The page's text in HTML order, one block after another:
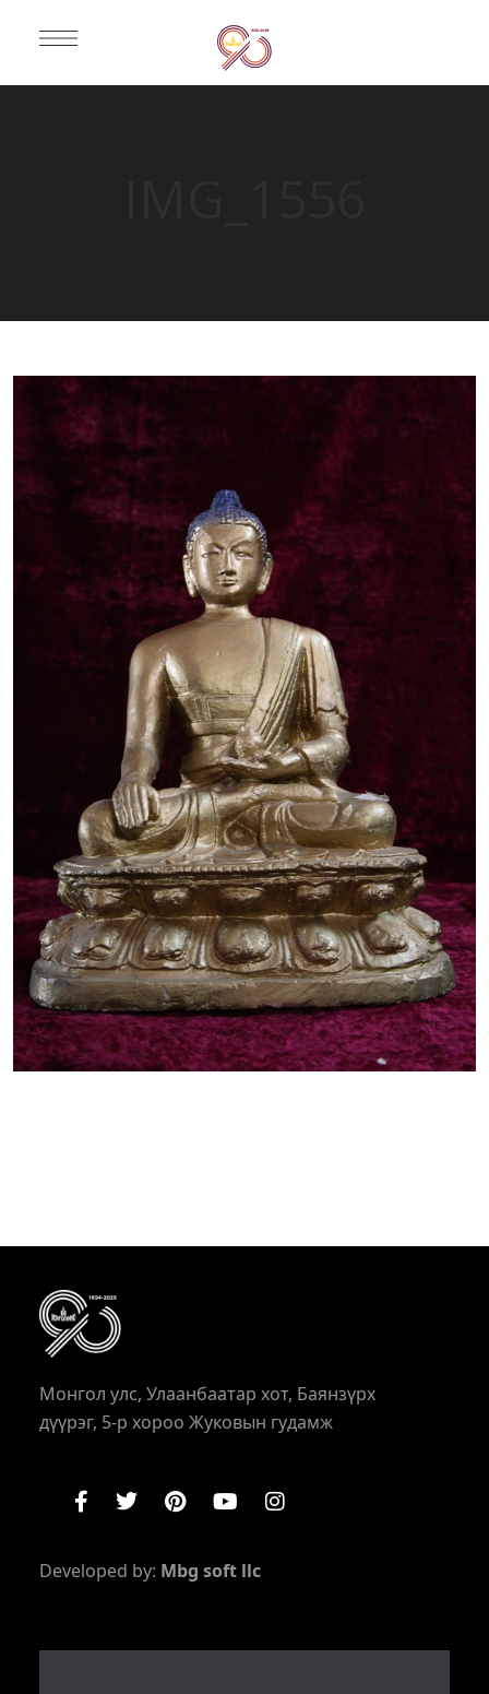
Монгол улс, Улаанбаатар хот, Баянзүрх
дүүрэг, 5-р хороо Жуковын гудамж
Developed by: Mbg soft llc